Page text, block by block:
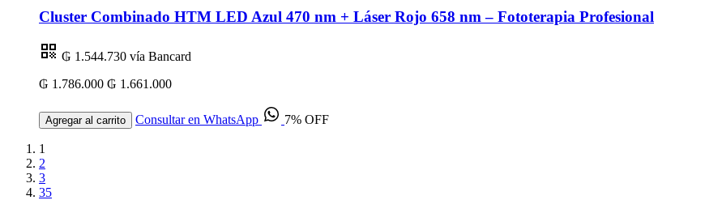
Cluster Combinado HTM LED Azul 470 nm + Láser Rojo 658 nm – Fototerapia Profesional
₲ 1.544.730 vía Bancard
₲ 1.786.000 ₲ 1.661.000
Agregar al carrito Consultar en WhatsApp 7% OFF
1
2
3
35